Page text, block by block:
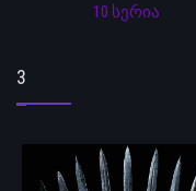
10 სერია
3